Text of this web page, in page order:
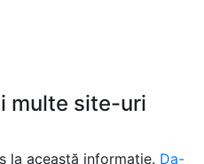
multe site-uri
la această informație. Da-